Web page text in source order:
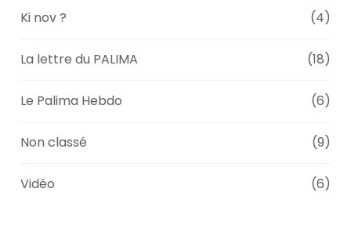
Ki nov ? (4)
La lettre du PALIMA (18)
Le Palima Hebdo (6)
Non classé (9)
Vidéo (6)